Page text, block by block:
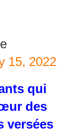
15, 2022
qui
des
versées